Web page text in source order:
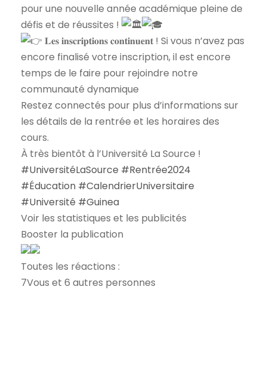
pour une nouvelle année académique pleine de
défis et de réussites !
𝐋𝐞𝐬 𝐢𝐧𝐬𝐜𝐫𝐢𝐩𝐭𝐢𝐨𝐧𝐬 𝐜𝐨𝐧𝐭𝐢𝐧𝐮𝐞𝐧𝐭 ! Si vous n’avez pas
encore finalisé votre inscription, il est encore
temps de le faire pour rejoindre notre
communauté dynamique
Restez connectés pour plus d’informations sur
les détails de la rentrée et les horaires des
cours.
À très bientôt à l’Université La Source !
#UniversitéLaSource #Rentrée2024
#Éducation #CalendrierUniversitaire
#Université #Guinea
Voir les statistiques et les publicités
Booster la publication
Toutes les réactions :
7Vous et 6 autres personnes